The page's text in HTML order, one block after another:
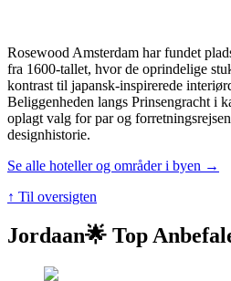
Rosewood Amsterdam har fundet
fra 1600-tallet, hvor de oprindelige
kontrast til japansk-inspirerede
Beliggenheden langs Prinsengracht i
oplagt valg for par og
designhistorie.
Se alle hoteller og områder i byen →
↑ Til oversigten
Jordaan🌟 Top